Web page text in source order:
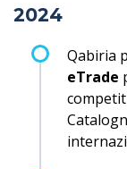
2024
Qabiria
eTrade